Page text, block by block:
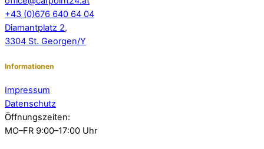
+43 (0)676 640 64 04
Diamantplatz 2,
3304 St. Georgen/Y
Informationen
Impressum
Datenschutz
Öffnungszeiten:
MO–FR 9:00–17:00 Uhr